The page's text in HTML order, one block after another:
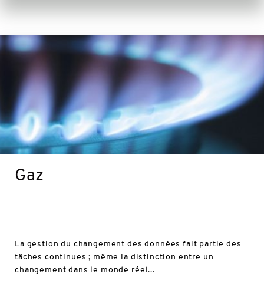
Gaz
La gestion du changement des données fait partie des
tâches continues ; même la distinction entre un
changement dans le monde réel...
d'informations